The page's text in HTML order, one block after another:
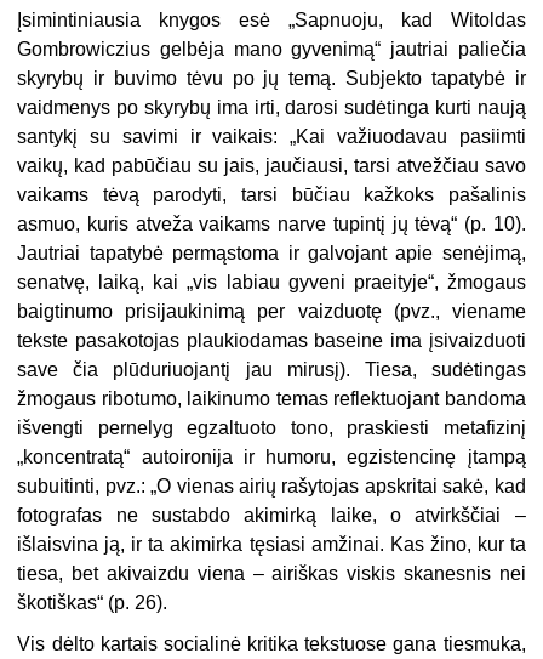
Įsimintiniausia knygos esė „Sapnuoju, kad Witoldas
Gombrowiczius gelbėja mano gyvenimą“ jautriai paliečia
skyrybų ir buvimo tėvu po jų temą. Subjekto tapatybė ir
vaidmenys po skyrybų ima irti, darosi sudėtinga kurti naują
santykį su savimi ir vaikais: „Kai važiuodavau pasiimti
vaikų, kad pabūčiau su jais, jaučiausi, tarsi atvežčiau savo
vaikams tėvą parodyti, tarsi būčiau kažkoks pašalinis
asmuo, kuris atveža vaikams narve tupintį jų tėvą“ (p. 10).
Jautriai tapatybė permąstoma ir galvojant apie senėjimą,
senatvę, laiką, kai „vis labiau gyveni praeityje“, žmogaus
baigtinumo prisijaukinimą per vaizduotę (pvz., viename
tekste pasakotojas plaukiodamas baseine ima įsivaizduoti
save čia plūduriuojantį jau mirusį). Tiesa, sudėtingas
žmogaus ribotumo, laikinumo temas reflektuojant bandoma
išvengti pernelyg egzaltuoto tono, praskiesti metafizinį
„koncentratą“ autoironija ir humoru, egzistencinę įtampą
subuitinti, pvz.: „O vienas airių rašytojas apskritai sakė, kad
fotografas ne sustabdo akimirką laike, o atvirkščiai –
išlaisvina ją, ir ta akimirka tęsiasi amžinai. Kas žino, kur ta
tiesa, bet akivaizdu viena – airiškas viskis skanesnis nei
škotiškas“ (p. 26).
Vis dėlto kartais socialinė kritika tekstuose gana tiesmuka,